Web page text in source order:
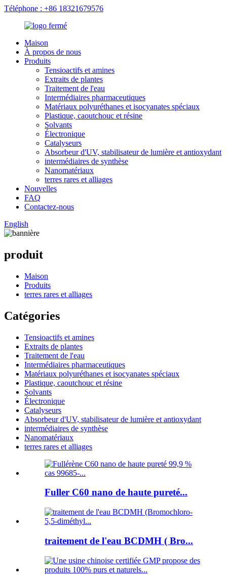
Téléphone : +86 18321679576
Maison
À propos de nous
Produits
Tensioactifs et amines
Extraits de plantes
Traitement de l'eau
Intermédiaires pharmaceutiques
Matériaux polyuréthanes et isocyanates spéciaux
Plastique, caoutchouc et résine
Solvants
Électronique
Catalyseurs
Absorbeur d'UV, stabilisateur de lumière et antioxydant
intermédiaires de synthèse
Nanomatériaux
terres rares et alliages
Nouvelles
FAQ
Contactez-nous
English
produit
Maison
Produits
terres rares et alliages
Catégories
Tensioactifs et amines
Extraits de plantes
Traitement de l'eau
Intermédiaires pharmaceutiques
Matériaux polyuréthanes et isocyanates spéciaux
Plastique, caoutchouc et résine
Solvants
Électronique
Catalyseurs
Absorbeur d'UV, stabilisateur de lumière et antioxydant
intermédiaires de synthèse
Nanomatériaux
terres rares et alliages
Fuller C60 nano de haute pureté...
traitement de l'eau BCDMH ( Bro...